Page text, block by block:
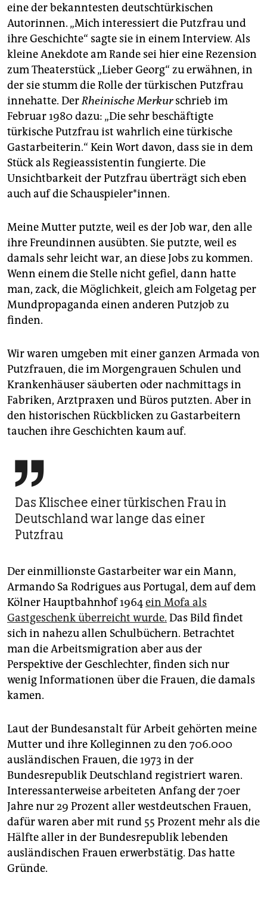
eine der bekanntesten deutschtürkischen
Autorinnen. „Mich interessiert die Putzfrau und
ihre Geschichte“ sagte sie in einem Interview. Als
kleine Anekdote am Rande sei hier eine Rezension
zum Theaterstück „Lieber Georg“ zu erwähnen, in
der sie stumm die Rolle der türkischen Putzfrau
innehatte. DerRheinische Merkurschrieb im
Februar 1980 dazu: „Die sehr beschäftigte
türkische Putzfrau ist wahrlich eine türkische
Gastarbeiterin.“ Kein Wort davon, dass sie in dem
Stück als Regieassistentin fungierte. Die
Unsichtbarkeit der Putzfrau überträgt sich eben
auch auf die Schauspieler*innen.
Meine Mutter putzte, weil es der Job war, den alle
ihre Freundinnen ausübten. Sie putzte, weil es
damals sehr leicht war, an diese Jobs zu kommen.
Wenn einem die Stelle nicht gefiel, dann hatte
man, zack, die Möglichkeit, gleich am Folgetag per
Mundpropaganda einen anderen Putzjob zu
finden.
Wir waren umgeben mit einer ganzen Armada von
Putzfrauen, die im Morgengrauen Schulen und
Krankenhäuser säuberten oder nachmittags in
Fabriken, Arztpraxen und Büros putzten. Aber in
den historischen Rückblicken zu Gastarbeitern
tauchen ihre Geschichten kaum auf.

Das Klischee einer türkischen Frau in
Deutschland war lange das einer
Putzfrau
Der einmillionste Gastarbeiter war ein Mann,
Armando Sa Rodrigues aus Portugal, dem auf dem
Kölner Hauptbahnhof 1964ein Mofa als
Gastgeschenk überreicht wurde. Das Bild findet
sich in nahezu allen Schulbüchern. Betrachtet
man die Arbeitsmigration aber aus der
Perspektive der Geschlechter, finden sich nur
wenig Informationen über die Frauen, die damals
kamen.
Laut der Bundesanstalt für Arbeit gehörten meine
Mutter und ihre Kolleginnen zu den 706.000
ausländischen Frauen, die 1973 in der
Bundesrepublik Deutschland registriert waren.
Interessanterweise arbeiteten Anfang der 70er
Jahre nur 29 Prozent aller westdeutschen Frauen,
dafür waren aber mit rund 55 Prozent mehr als die
Hälfte aller in der Bundesrepublik lebenden
ausländischen Frauen erwerbstätig. Das hatte
Gründe.